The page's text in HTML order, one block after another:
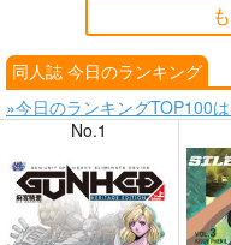
8月6日掲載
8月4日掲載
同人誌 今日のランキング
»今日のランキングTOP100
No.1